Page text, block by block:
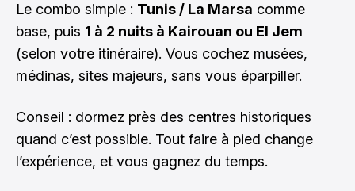
Le combo simple : Tunis / La Marsa comme
base, puis 1 à 2 nuits à Kairouan ou El Jem
(selon votre itinéraire). Vous cochez musées,
médinas, sites majeurs, sans vous éparpiller.
Conseil : dormez près des centres historiques
quand c’est possible. Tout faire à pied change
l’expérience, et vous gagnez du temps.